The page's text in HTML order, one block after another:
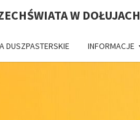
W DOŁUJACH
DUSZPASTERSKIE INFORMACJE